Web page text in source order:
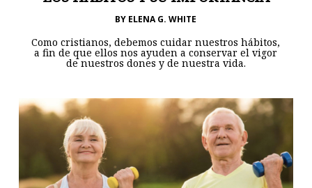
BY ELENA G. WHITE
Como cristianos, debemos cuidar nuestros hábitos,
a fin de que ellos nos ayuden a conservar el vigor
de nuestros dones y de nuestra vida.